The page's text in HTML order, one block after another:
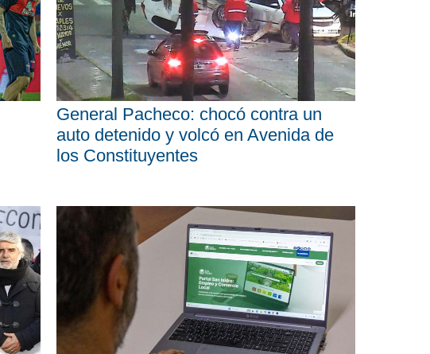
General Pacheco: chocó contra un
auto detenido y volcó en Avenida de
los Constituyentes